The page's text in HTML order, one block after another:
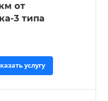
от
3 типа
услугу